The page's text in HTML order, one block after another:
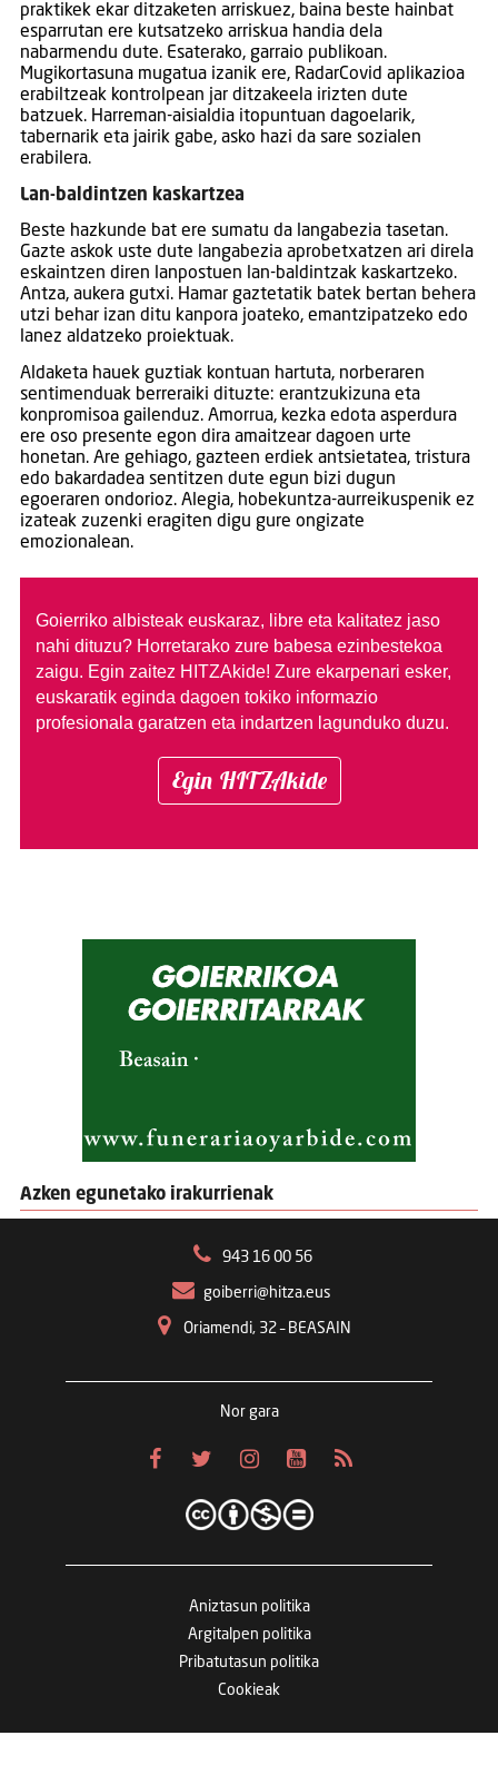
praktikek ekar ditzaketen arriskuez, baina beste hainbat
esparrutan ere kutsatzeko arriskua handia dela
nabarmendu dute. Esaterako, garraio publikoan.
Mugikortasuna mugatua izanik ere, RadarCovid aplikazioa
erabiltzeak kontrolpean jar ditzakeela irizten dute
batzuek. Harreman-aisialdia itopuntuan dagoelarik,
tabernarik eta jairik gabe, asko hazi da sare sozialen
erabilera.
Lan-baldintzen kaskartzea
Beste hazkunde bat ere sumatu da langabezia tasetan.
Gazte askok uste dute langabezia aprobetxatzen ari direla
eskaintzen diren lanpostuen lan-baldintzak kaskartzeko.
Antza, aukera gutxi. Hamar gaztetatik batek bertan behera
utzi behar izan ditu kanpora joateko, emantzipatzeko edo
lanez aldatzeko proiektuak.
Aldaketa hauek guztiak kontuan hartuta, norberaren
sentimenduak berreraiki dituzte: erantzukizuna eta
konpromisoa gailenduz. Amorrua, kezka edota asperdura
ere oso presente egon dira amaitzear dagoen urte
honetan. Are gehiago, gazteen erdiek antsietatea, tristura
edo bakardadea sentitzen dute egun bizi dugun
egoeraren ondorioz. Alegia, hobekuntza-aurreikuspenik ez
izateak zuzenki eragiten digu gure ongizate
emozionalean.
Goierriko albisteak euskaraz, libre eta kalitatez jaso
nahi dituzu? Horretarako zure babesa ezinbestekoa
zaigu. Egin zaitez HITZAkide! Zure ekarpenari esker,
euskaratik eginda dagoen tokiko informazio
profesionala garatzen eta indartzen lagunduko duzu.
Egin HITZAkide
Azken egunetako irakurrienak
943 16 00 56
goiberri@hitza.eus
Oriamendi, 32 – BEASAIN
Nor gara
Aniztasun politika
Argitalpen politika
Pribatutasun politika
Cookieak